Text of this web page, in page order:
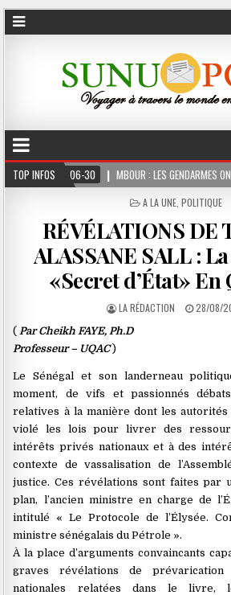
TOP INFOS
MBOUR : LES GENDARMES ONT SAISI 10 KG DE
POSTED
A LA UNE, POLITIQUE
RÉVÉLATIONS DE
ALASSANE SALL :
«Secret d’État»
LA RÉDACTION 28/08/
(Par Cheikh FAYE, Ph.D
Professeur – UQAC)
Le Sénégal et son landerneau
moment, de vifs et passionnés
relatives à la manière dont les autorités
violé les lois pour livrer des
intérêts privés nationaux et à des
contexte de vassalisation de
justice. Ces révélations sont faites par
plan, l’ancien ministre en charge de
intitulé « Le Protocole de l’Élysée.
ministre sénégalais du Pétrole ».
À la place d’arguments convaincants
graves révélations de
nationales relatées dans le livre,